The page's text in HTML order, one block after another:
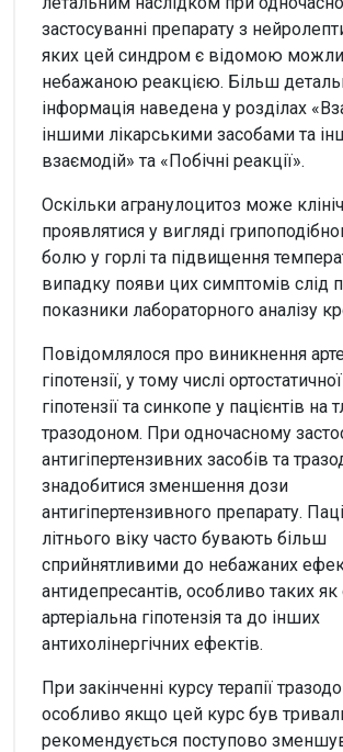
застосуванні препарату з
яких цей синдром є відомою
небажаною реакцією. Більш
інформація наведена у розділах
іншими лікарськими засобами та
взаємодій» та «Побічні реакції».
Оскільки агранулоцитоз може
проявлятися у вигляді
болю у горлі та підвищення
випадку появи цих симптомів слід
показники лабораторного аналізу
Повідомлялося про виникнення
гіпотензії, у тому числі
гіпотензії та синкопе у пацієнтів на
тразодоном. При одночасному
антигіпертензивних засобів та
знадобитися зменшення дози
антигіпертензивного препарату.
літнього віку часто бувають більш
сприйнятливими до небажаних
антидепресантів, особливо таких як
артеріальна гіпотензія та до інших
антихолінергічних ефектів.
При закінченні курсу терапії
особливо якщо цей курс був
рекомендується поступово